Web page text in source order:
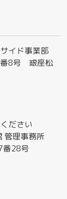
イド事業部
番8号 銀座松
ださい
管理事務所
番28号